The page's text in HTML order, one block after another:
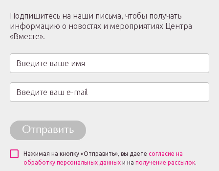
Подпишитесь на наши письма, чтобы получать
информацию о новостях и мероприятиях Центра
«Вместе».
Отправить
Нажимая на кнопку «Отправить», вы даете согласие на
обработку персональных данных и на получение рассылок.